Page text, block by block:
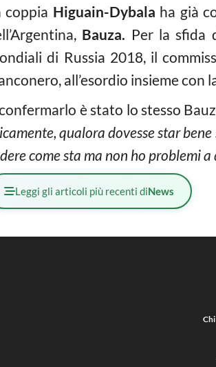
coppia Higuain-Dybala ha già
Bauza. Per la sfida
di Russia 2018, il
all’esordio insieme con
è stato lo stesso
qualora dovesse star
come sta ma non ho problemi a
Leggi gli articoli più recenti diNews